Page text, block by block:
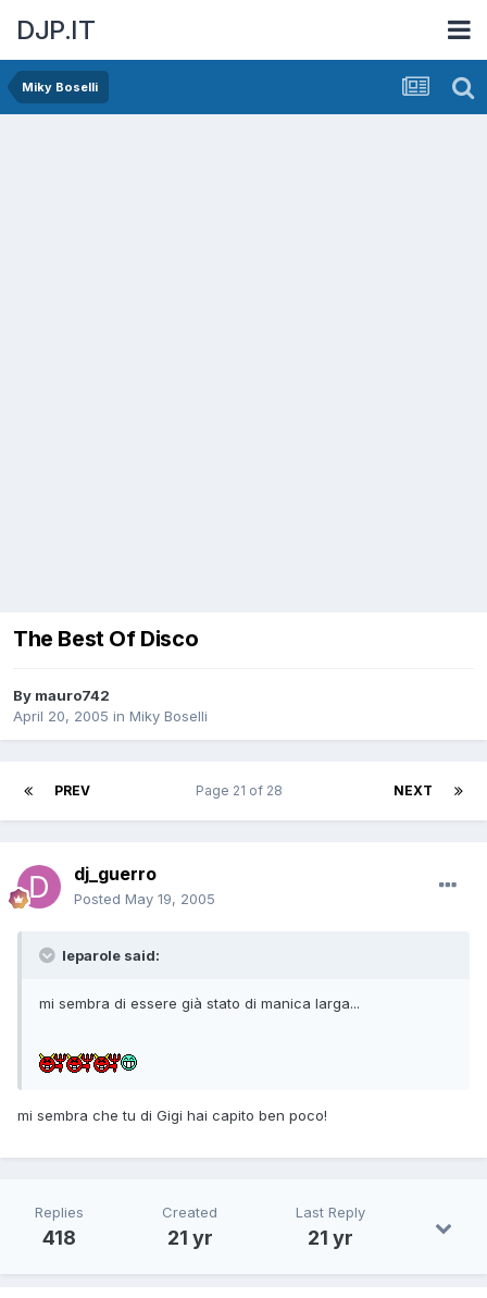
DJP.IT
Miky Boselli
The Best Of Disco
By mauro742
April 20, 2005 in Miky Boselli
PREV NEXT
Page 21 of 28
dj_guerro
Posted May 19, 2005
leparole said:
mi sembra di essere già stato di manica larga...
mi sembra che tu di Gigi hai capito ben poco!
Replies
418
Created
21 yr
Last Reply
21 yr